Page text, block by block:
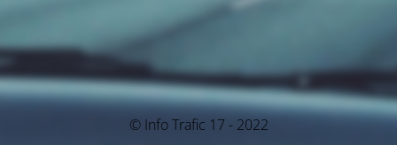
© Info Trafic 17 - 2022